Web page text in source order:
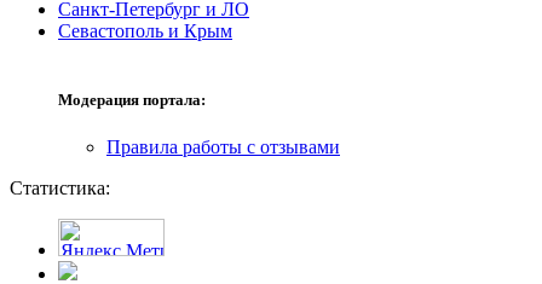
Санкт-Петербург и ЛО
Севастополь и Крым
Модерация портала:
Правила работы с отзывами
Статистика: